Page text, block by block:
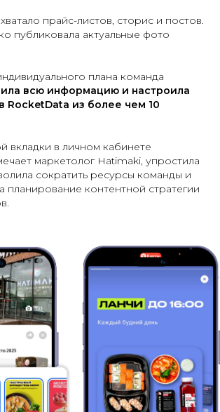
прайс-листов, сторис и постов.
публиковала актуальные фото
плана команда
всю информацию и настроила
RocketData из более чем 10
вкладки в личном кабинете
маркетолог Hatimaki, упростила
сократить ресурсы команды и
планирование контентной стратегии